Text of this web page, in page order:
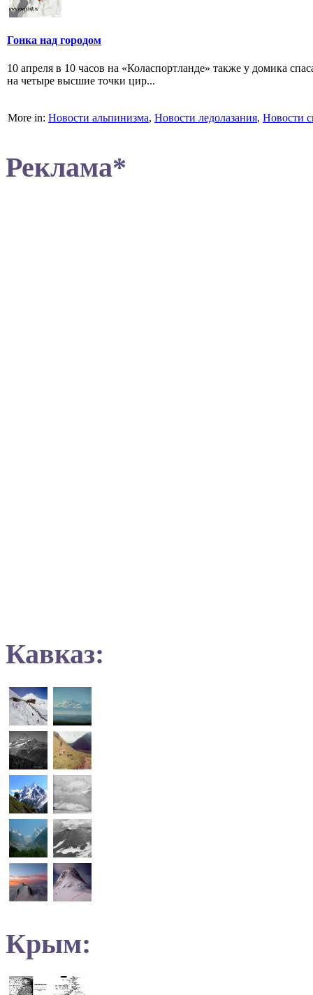
Гонка над городом
10 апреля в 10 часов на «Коласпортланде» также у домика
на четыре высшие точки цир...
More in: Новости альпинизма, Новости ледолазания, Новости
Реклама*
Кавказ:
Крым: